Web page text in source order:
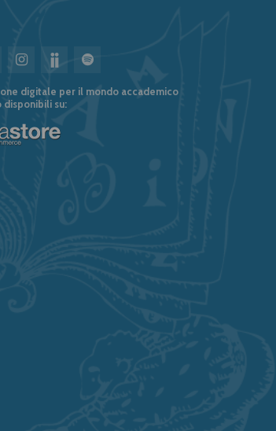
digitale per il mondo accademico
disponibili su: